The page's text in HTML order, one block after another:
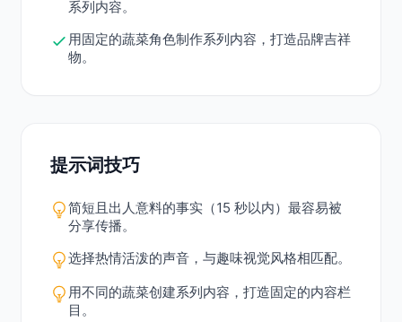
系列内容。
用固定的蔬菜角色制作系列内容，打造品牌吉祥
物。
提示词技巧
简短且出人意料的事实（15 秒以内）最容易被
分享传播。
选择热情活泼的声音，与趣味视觉风格相匹配。
用不同的蔬菜创建系列内容，打造固定的内容栏
目。